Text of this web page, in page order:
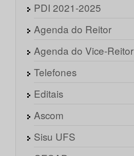
PDI 2021-2025
Agenda do Reitor
Agenda do Vice-Reitor
Telefones
Editais
Ascom
Sisu UFS